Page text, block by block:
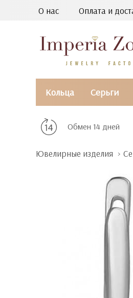
О нас Оплата и
Кольца Серьги
Обмен 14 дней
Ювелирные изделия